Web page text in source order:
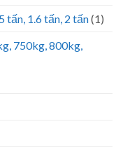
tấn, 1.6 tấn, 2 tấn(1)
750kg, 800kg,